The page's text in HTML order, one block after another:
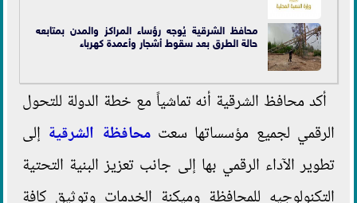
محافظ الشرقية يُوجه رؤساء المراكز والمدن بمتابعه
حالة الطرق بعد سقوط أشجار وأعمدة كهرباء
أكد محافظ الشرقية أنه تماشياً مع خطة الدولة للتحول
الرقمي لجميع مؤسساتها سعتمحافظة الشرقية إلى
تطوير الآداء الرقمي بها إلى جانب تعزيز البنية التحتية